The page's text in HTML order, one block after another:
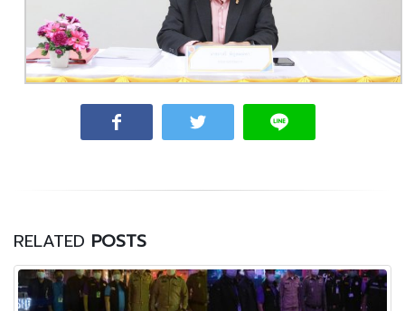
RELATED POSTS